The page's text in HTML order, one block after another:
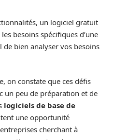
un logiciel gratuit
besoins spécifiques d’une
bien analyser vos besoins
on constate que ces défis
un peu de préparation et de
logiciels de base de
une opportunité
cherchant à